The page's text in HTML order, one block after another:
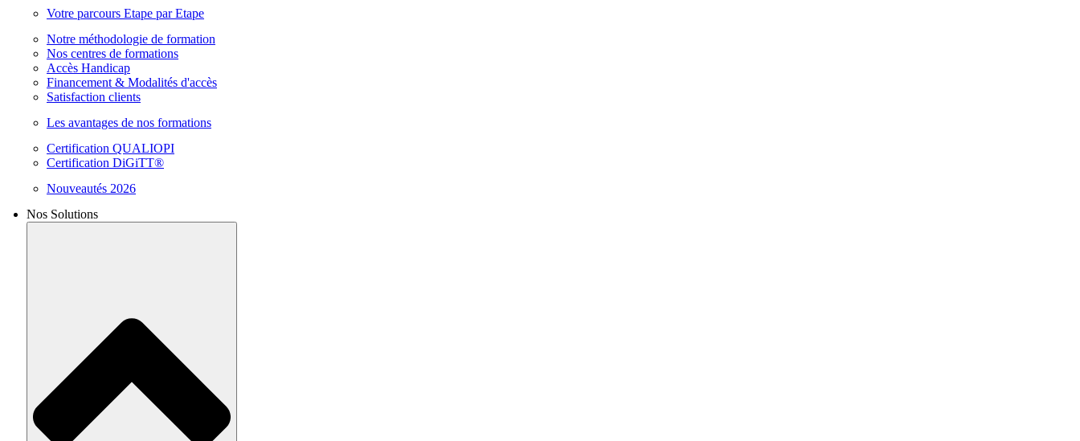
Votre parcours Etape par Etape
Notre méthodologie de formation
Nos centres de formations
Accès Handicap
Financement & Modalités d'accès
Satisfaction clients
Les avantages de nos formations
Certification QUALIOPI
Certification DiGiTT®
Nouveautés 2026
Nos Solutions